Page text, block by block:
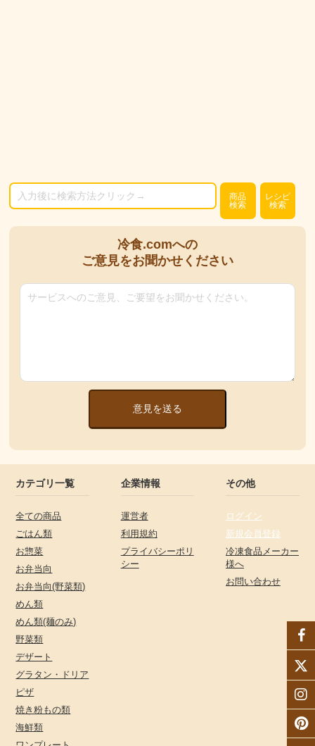
商品
検索
レシピ
検索
冷食.comへの
ご意見をお聞かせください
意見を送る
カテゴリ一覧
全ての商品
ごはん類
お惣菜
お弁当向
お弁当向(野菜類)
めん類
めん類(麺のみ)
野菜類
デザート
グラタン・ドリア
ピザ
焼き粉もの類
海鮮類
企業情報
運営者
利用規約
プライバシーポリ
シー
その他
ログイン
新規会員登録
冷凍食品メーカー
様へ
お問い合わせ